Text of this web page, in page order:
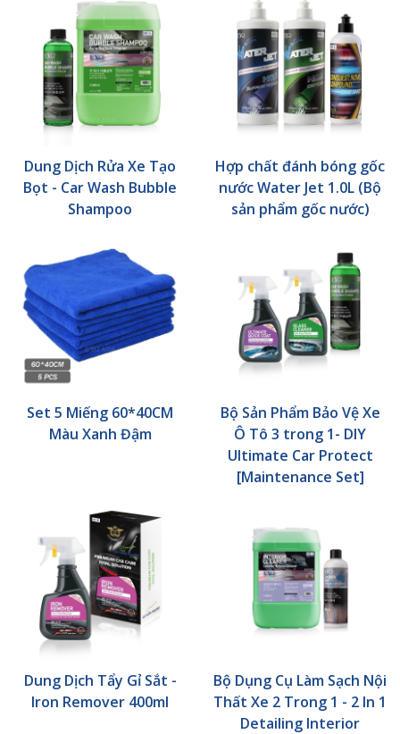
Dung Dịch Rửa Xe Tạo
Bọt - Car Wash Bubble
Shampoo
Hợp chất đánh bóng gốc
nước Water Jet 1.0L (Bộ
sản phẩm gốc nước)
Set 5 Miếng 60*40CM
Màu Xanh Đậm
Bộ Sản Phẩm Bảo Vệ Xe
Ô Tô 3 trong 1- DIY
Ultimate Car Protect
[Maintenance Set]
Dung Dịch Tẩy Gỉ Sắt -
Iron Remover 400ml
Bộ Dụng Cụ Làm Sạch Nội
Thất Xe 2 Trong 1 - 2 In 1
Detailing Interior